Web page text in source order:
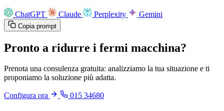
ChatGPT Claude Perplexity Gemini
Copia prompt
Pronto a ridurre i fermi macchina?
Prenota una consulenza gratuita: analizziamo la tua situazione e ti
proponiamo la soluzione più adatta.
Configura ora 015 34680